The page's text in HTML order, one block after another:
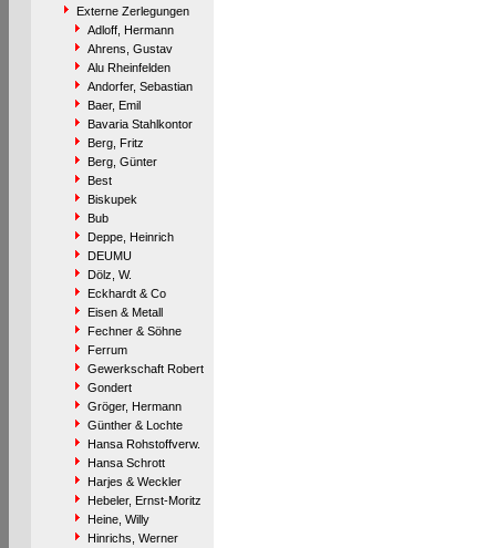
Externe Zerlegungen
Adloff, Hermann
Ahrens, Gustav
Alu Rheinfelden
Andorfer, Sebastian
Baer, Emil
Bavaria Stahlkontor
Berg, Fritz
Berg, Günter
Best
Biskupek
Bub
Deppe, Heinrich
DEUMU
Dölz, W.
Eckhardt & Co
Eisen & Metall
Fechner & Söhne
Ferrum
Gewerkschaft Robert
Gondert
Gröger, Hermann
Günther & Lochte
Hansa Rohstoffverw.
Hansa Schrott
Harjes & Weckler
Hebeler, Ernst-Moritz
Heine, Willy
Hinrichs, Werner